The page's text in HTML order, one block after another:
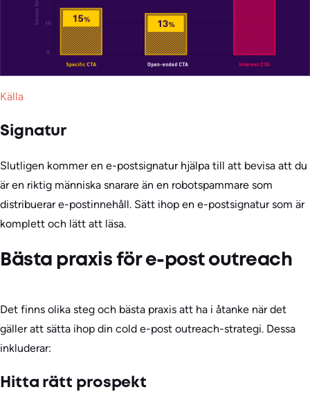
Källa
Signatur
Slutligen kommer en e-postsignatur hjälpa till att bevisa att du
är en riktig människa snarare än en robotspammare som
distribuerar e-postinnehåll. Sätt ihop en e-postsignatur som är
komplett och lätt att läsa.
Bästa praxis för e-post outreach
Det finns olika steg och bästa praxis att ha i åtanke när det
gäller att sätta ihop din cold e-post outreach-strategi. Dessa
inkluderar:
Hitta rätt prospekt